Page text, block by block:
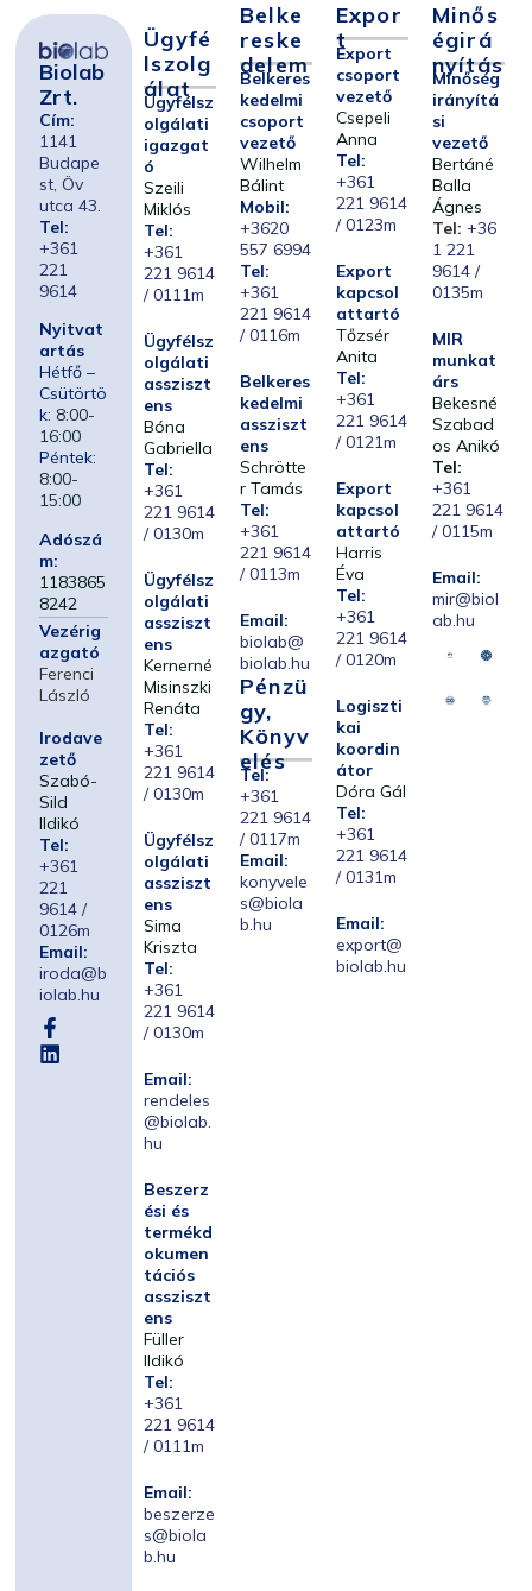
Biolab
Zrt.
Cím:
1141
Budape
st, Öv
utca 43.
Tel:
+361
221
9614
Nyitvat
artás
Hétfő –
Csütörtö
k: 8:00-
16:00
Péntek:
8:00-
15:00
Adószá
m:
1183865
8242
Vezérig
azgató
Ferenci
László
Irodave
zető
Szabó-
Sild
Ildikó
Tel:
+361
221
9614 /
0126m
Email:
iroda@b
iolab.hu
Ügyfé
Lszolg
Álat
Ügyfélsz
olgálati
igazgat
ó
Szeili
Miklós
Tel:
+361
221 9614
/ 0111m
Ügyfélsz
olgálati
assziszt
ens
Bóna
Gabriella
Tel:
+361
221 9614
/ 0130m
Ügyfélsz
olgálati
assziszt
ens
Kernerné
Misinszki
Renáta
Tel:
+361
221 9614
/ 0130m
Ügyfélsz
olgálati
assziszt
ens
Sima
Kriszta
Tel:
+361
221 9614
/ 0130m
Email:
rendeles
@biolab.
hu
Beszerz
ési és
termékd
okumen
tációs
assziszt
ens
Füller
Ildikó
Tel:
+361
221 9614
/ 0111m
Email:
beszerze
s@biola
b.hu
Belke
Reske
Delem
Belkeres
kedelmi
csoport
vezető
Wilhelm
Bálint
Mobil:
+3620
557 6994
Tel:
+361
221 9614
/ 0116m
Belkeres
kedelmi
assziszt
ens
Schrötte
r Tamás
Tel:
+361
221 9614
/ 0113m
Email:
biolab@
biolab.hu
Pénzü
Gy,
Könyv
Elés
Tel:
+361
221 9614
/ 0117m
Email:
konyvele
s@biola
b.hu
Expor
T
Export
csoport
vezető
Csepeli
Anna
Tel:
+361
221 9614
/ 0123m
Export
kapcsol
attartó
Tőzsér
Anita
Tel:
+361
221 9614
/ 0121m
Export
kapcsol
attartó
Harris
Éva
Tel:
+361
221 9614
/ 0120m
Logiszti
kai
koordin
átor
Dóra Gál
Tel:
+361
221 9614
/ 0131m
Email:
export@
biolab.hu
Minős
Égirá
Nyítás
Minőség
irányítá
si
vezető
Bertáné
Balla
Ágnes
Tel: +36
1 221
9614 /
0135m
MIR
munkat
árs
Bekesné
Szabad
os Anikó
Tel:
+361
221 9614
/ 0115m
Email:
mir@biol
ab.hu